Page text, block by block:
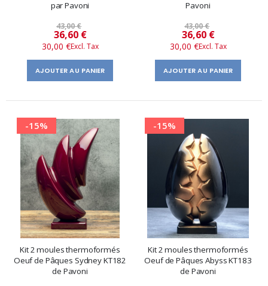
par Pavoni
43,00 €
Prix
​​
spécial
36,60 €
30,00 €
AJOUTER AU PANIER
Pavoni
43,00 €
Prix
​​
spécial
36,60 €
30,00 €
AJOUTER AU PANIER
-15%
Kit 2 moules thermoformés
Oeuf de Pâques Sydney KT182
de Pavoni
-15%
Kit 2 moules thermoformés
Oeuf de Pâques Abyss KT183
de Pavoni